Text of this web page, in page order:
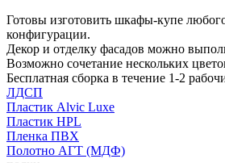
Готовы изготовить шкафы-купе
конфигурации.
Декор и отделку фасадов можно
Возможно сочетание нескольких
Бесплатная сборка в течение 1-2
ЛДСП
Пластик Alvic Luxe
Пластик HPL
Пленка ПВХ
Полотно АГТ (МДФ)